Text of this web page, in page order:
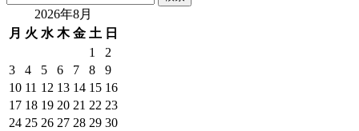
2026年8月
月 火 水 木 金 土 日
1
2
3
4 5 6 7 8
9
10 11 12 13 14 15 16
17 18 19 20 21 22 23
24 25 26 27 28 29 30